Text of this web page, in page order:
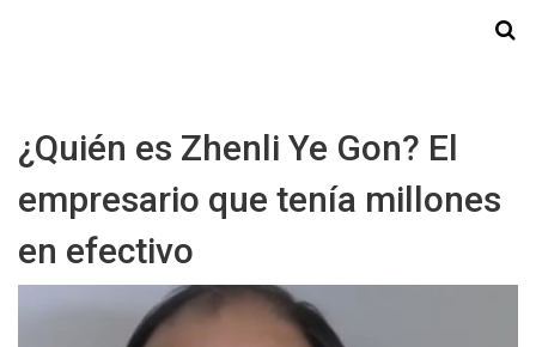
¿Quién es Zhenli Ye Gon? El
empresario que tenía millones
en efectivo